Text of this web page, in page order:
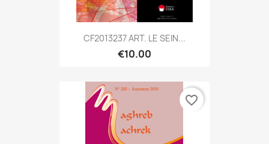
CF2013237 ART. LE SEIN...
€10.00
favorite_border